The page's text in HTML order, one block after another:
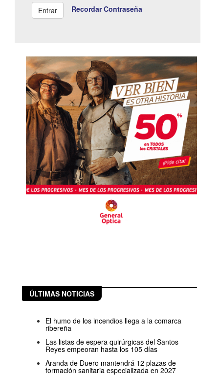
Recordar Contraseña
ÚLTIMAS NOTICIAS
El humo de los incendios llega a la comarca
ribereña
Las listas de espera quirúrgicas del Santos
Reyes empeoran hasta los 105 días
Aranda de Duero mantendrá 12 plazas de
formación sanitaria especializada en 2027